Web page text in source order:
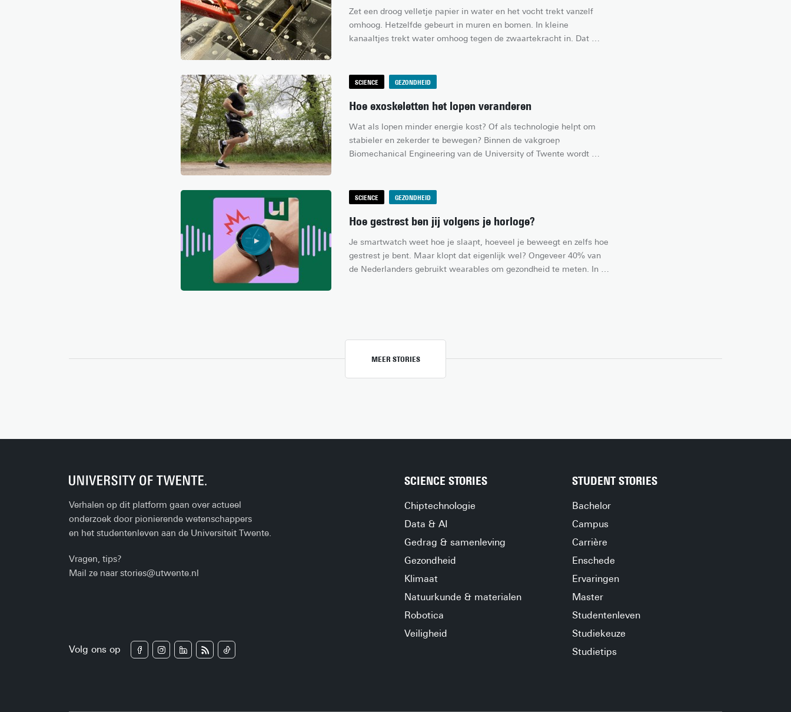
Zet een droog velletje papier in water en het vocht trekt vanzelf
omhoog. Hetzelfde gebeurt in muren en bomen. In kleine
kanaaltjes trekt water omhoog tegen de zwaartekracht in. Dat
nog steeds mogelijk om vloeistof te verplaatsen. Uiteraard kan dit
daarmee kan je water laten stromen.
SCIENCE GEZONDHEID
Hoe exoskeletten het lopen veranderen
Wat als lopen minder energie kost? Of als technologie helpt om
stabieler en zekerder te bewegen? Binnen de vakgroep
Biomechanical Engineering van de University of Twente wordt
SCIENCE GEZONDHEID
Hoe gestrest ben jij volgens je horloge?
Je smartwatch weet hoe je slaapt, hoeveel je beweegt en zelfs hoe
gestrest je bent. Maar klopt dat eigenlijk wel? Ongeveer 40% van
de Nederlanders gebruikt wearables om gezondheid te meten. In
MEER STORIES
Verhalen op dit platform gaan over actueel
onderzoek door pionierende wetenschappers
en het studentenleven aan de Universiteit Twente.
Vragen, tips?
Mail ze naarstories@utwente.nl
SCIENCE STORIES
Chiptechnologie
Data & AI
Gedrag & samenleving
Gezondheid
Klimaat
Natuurkunde & materialen
Robotica
Veiligheid
STUDENT STORIES
Bachelor
Campus
Carrière
Enschede
Ervaringen
Master
Studentenleven
Studiekeuze
Studietips
Volg ons op